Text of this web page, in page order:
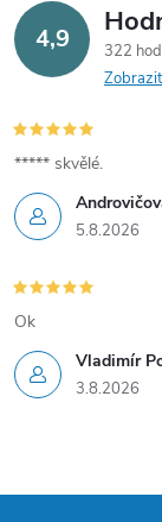
v
k
y
v
ý
i
s
u
4,9
322
5.8.2026
***** skvělé.
Vladimír
3.8.2026
Ok